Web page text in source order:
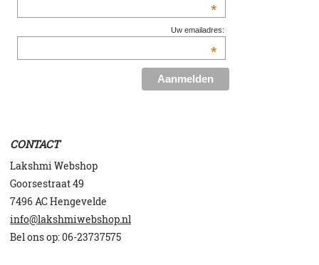
*
Uw emailadres:
*
CONTACT
Lakshmi Webshop
Goorsestraat 49
7496 AC Hengevelde
info@lakshmiwebshop.nl
Bel ons op:06-23737575